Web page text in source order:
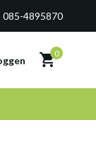
085-4895870
0